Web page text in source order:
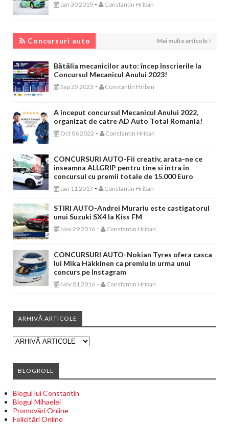
Jan 30 2019 - Constantin Hriban
Concursuri auto Mai multe articole
Bătălia mecanicilor auto: încep înscrierile la
Concursul Mecanicul Anului 2023!
Sep 25 2023 - Constantin Hriban
A inceput concursul Mecanicul Anului 2022,
organizat de catre AD Auto Total Romania!
Oct 06 2022 - Constantin Hriban
CONCURSURI AUTO-Fii creativ, arata-ne ce
inseamna ALLGRIP pentru tine si intra in
concursul cu premii totale de 15.000 Euro
Jan 11 2017 - Constantin Hriban
STIRI AUTO-Andrei Murariu este castigatorul
unui Suzuki SX4 la Kiss FM
Nov 29 2016 - Constantin Hriban
CONCURSURI AUTO-Nokian Tyres ofera casca
lui Mika Häkkinen ca premiu in urma unui
concurs pe Instagram
Nov 01 2016 - Constantin Hriban
ARHIVĂ ARTICOLE
BLOGROLL
Blogul lui Constantin
Blogul Mihaelei
Promovări Online
Felicitări Online